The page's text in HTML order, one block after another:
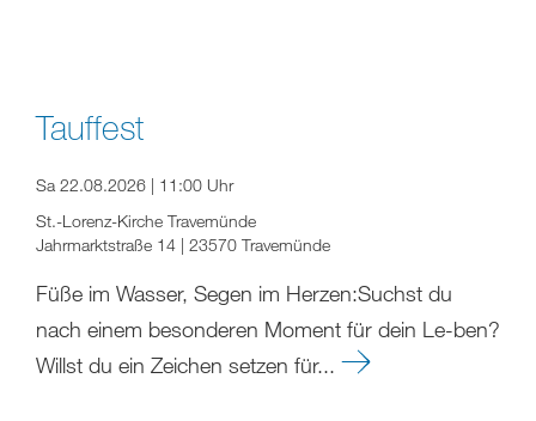
Tauffest
Sa 22.08.2026 | 11:00 Uhr
St.-Lorenz-Kirche Travemünde
Jahrmarktstraße 14 | 23570 Travemünde
Füße im Wasser, Segen im Herzen:Suchst du
nach einem besonderen Moment für dein Le-ben?
Willst du ein Zeichen setzen für...